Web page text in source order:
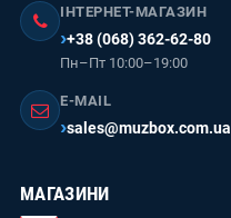
ІНТЕРНЕТ-МАГАЗИН
+38 (068) 362-62-80
Пн–Пт 10:00–19:00
E-MAIL
sales@muzbox.com.ua
МАГАЗИНИ